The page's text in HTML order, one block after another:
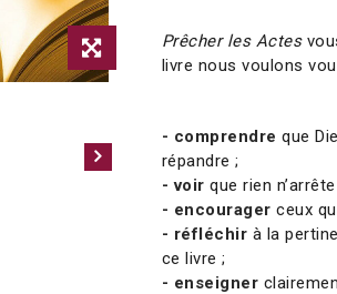
Prêcher les Actes
livre nous voulons
- comprendre que
répandre ;
- voir que rien
- encourager ceux
- réfléchir à la
ce livre ;
- enseigner